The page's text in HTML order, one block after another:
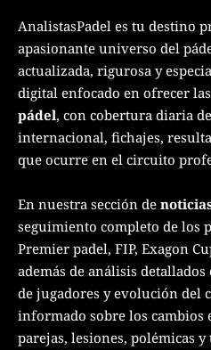
AnalistasPadel es tu destino
apasionante universo del
actualizada, rigurosa y
digital enfocado en ofrecer
pádel, con cobertura diaria
internacional, fichajes,
que ocurre en el circuito
En nuestra sección de
seguimiento completo de los
Premier padel, FIP, Exagon
además de análisis
de jugadores y evolución del
informado sobre los cambios
parejas, lesiones, polémicas